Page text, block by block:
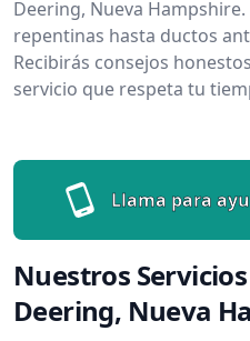
Deering, Nueva
repentinas hasta ductos
Recibirás consejos
servicio que respeta tu
Llama para
Nuestros
Deering, Nueva